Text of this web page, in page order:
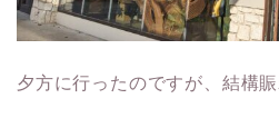
夕方に行ったのですが、結構賑